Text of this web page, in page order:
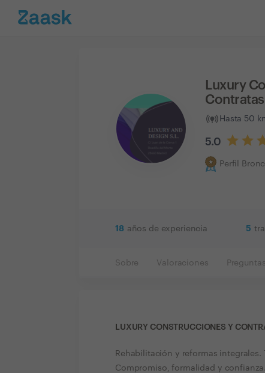
Luxury
Contratas
Hasta 50
5.0
Perfil
18 años de experiencia 5
Sobre Valoraciones
LUXURY CONSTRUCCIONES Y
Rehabilitación y reformas
Compromiso, formalidad y confianza.